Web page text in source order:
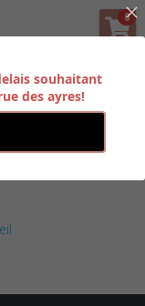
0
×
souhaitant
des ayres!